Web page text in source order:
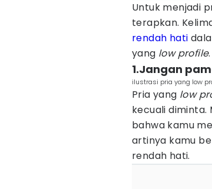
Untuk menjadi
terapkan.
rendah hati
yang low profile.
1.Jangan
ilustrasi pria yang low
Pria yang low
kecuali
bahwa kamu
artinya kamu
rendah hati.